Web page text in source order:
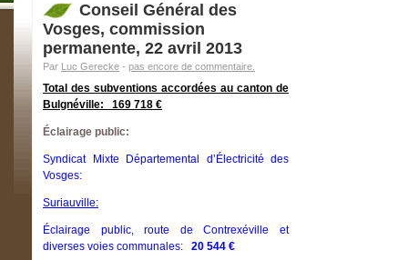
Conseil Général des
Vosges, commission
permanente, 22 avril 2013
Par Luc Gerecke - pas encore de commentaire.
Total des subventions accordées au canton de
Bulgnéville: 169 718 €
Éclairage public:
Syndicat Mixte Départemental d’Électricité des
Vosges:
Suriauville:
Éclairage public, route de Contrexéville et
diverses voies communales:
20 544 €